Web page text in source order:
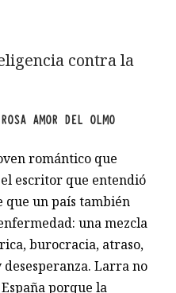
contra la
ROSA AMOR DEL OLMO
romántico que
el escritor que entendió
que un país también
una mezcla
burocracia, atraso,
Larra no
porque la